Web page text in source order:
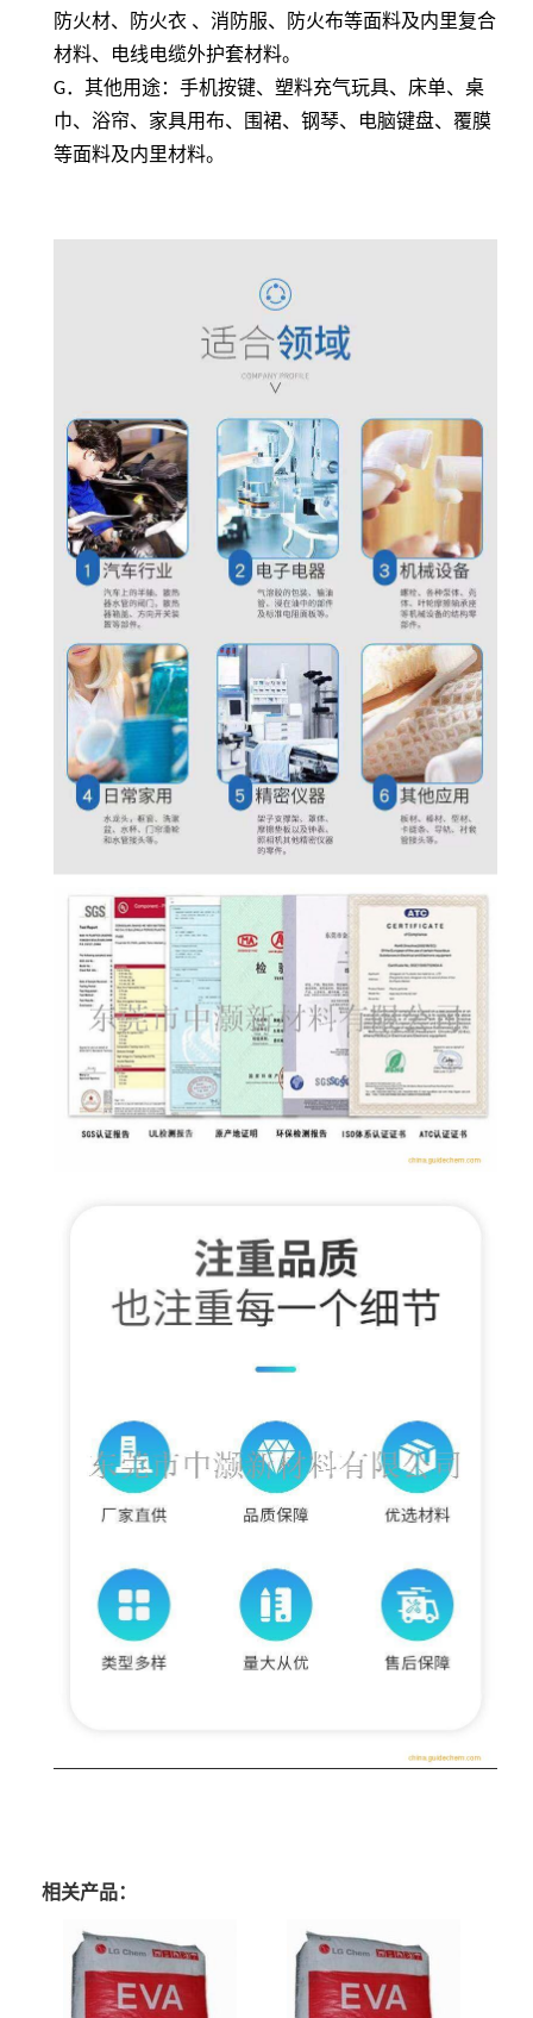
防火材、防火衣 、消防服、防火布等面料及内里复合
材料、电线电缆外护套材料。
G．其他用途：手机按键、塑料充气玩具、床单、桌
巾、浴帘、家具用布、围裙、钢琴、电脑键盘、覆膜
等面料及内里材料。
相关产品：